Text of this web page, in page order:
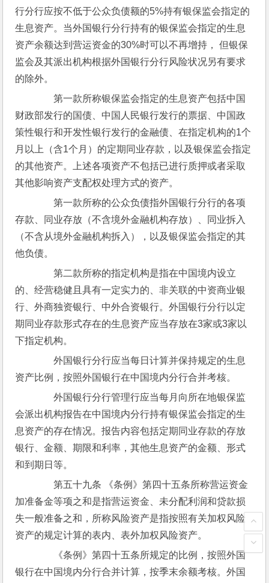
行分行应按不低于公众负债额的5%持有银保监会指定的
生息资产。当外国银行分行持有的银保监会指定的生息
资产余额达到营运资金的30%时可以不再增持， 但银保
监会及其派出机构根据外国银行分行风险状况另有要求
的除外。
第一款所称银保监会指定的生息资产包括中国
财政部发行的国债、中国人民银行发行的票据、中国政
策性银行和开发性银行发行的金融债、在指定机构的1个
月以上（含1个月）的定期同业存款，以及银保监会指定
的其他资产。上述各项资产不包括已进行质押或者采取
其他影响资产支配权处理方式的资产。
第一款所称的公众负债指外国银行分行的各项
存款、同业存放（不含境外金融机构存放）、同业拆入
（不含从境外金融机构拆入），以及银保监会指定的其
他负债。
第二款所称的指定机构是指在中国境内设立
的、经营稳健且具有一定实力的、非关联的中资商业银
行、外商独资银行、中外合资银行。外国银行分行以定
期同业存款形式存在的生息资产应当存放在3家或3家以
下指定机构。
外国银行分行应当每日计算并保持规定的生息
资产比例，按照外国银行在中国境内分行合并考核。
外国银行分行管理行应当每月向所在地银保监
会派出机构报告在中国境内分行持有银保监会指定的生
息资产的存在情况。报告内容包括定期同业存款的存放
银行、金额、期限和利率，其他生息资产的金额、形式
和到期日等。
第五十九条 《条例》第四十五条所称营运资金
加准备金等项之和是指营运资金、未分配利润和贷款损
失一般准备之和，所称风险资产是指按照有关加权风险
资产的规定计算的表内、表外加权风险资产。
《条例》第四十五条所规定的比例，按照外国
银行在中国境内分行合并计算，按季末余额考核。外国